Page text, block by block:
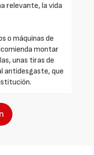
relevante, la vida
o máquinas de
montar
unas tiras de
antidesgaste, que